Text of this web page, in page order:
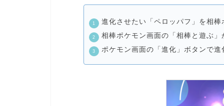
進化させたい「ペロッパフ」を相棒
相棒ポケモン画面の 「相棒と遊ぶ
ポケモン画面の 「進化」ボタン で進